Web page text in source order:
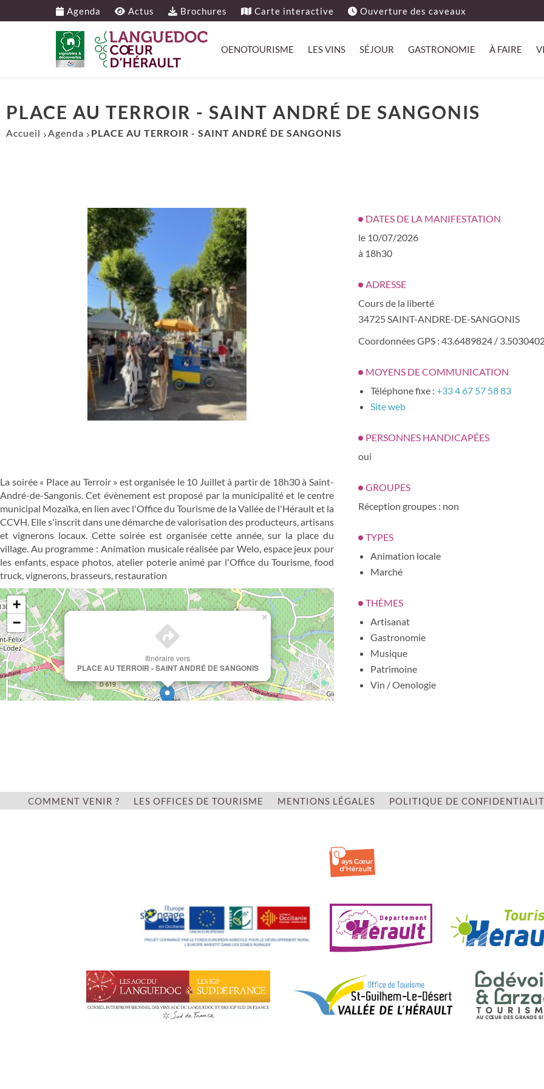
PLACE AU TERROIR - SAINT ANDRÉ DE SANGONIS
Accueil Agenda PLACE AU TERROIR - SAINT ANDRÉ DE SANGONIS
La soirée « Place au Terroir » est organisée le 10 Juillet à partir de 18h30 à Saint-
André-de-Sangonis. Cet évènement est proposé par la municipalité et le centre
municipal Mozaïka, en lien avec l'Office du Tourisme de la Vallée de l'Hérault et la
CCVH. Elle s'inscrit dans une démarche de valorisation des producteurs, artisans
et vignerons locaux. Cette soirée est organisée cette année, sur la place du
village. Au programme : Animation musicale réalisée par Welo, espace jeux pour
les enfants, espace photos, atelier poterie animé par l'Office du Tourisme, food
truck, vignerons, brasseurs, restauration
Itinéraire vers
PLACE AU TERROIR - SAINT ANDRÉ DE SANGONIS
×
+
−
DATES DE LA MANIFESTATION
le 10/07/2026
à 18h30
ADRESSE
Cours de la liberté
34725 SAINT-ANDRE-DE-SANGONIS
Coordonnées GPS : 43.6489824 /
MOYENS DE COMMUNICATION
Téléphone fixe : +33 4 67 57 58 83
Site web
PERSONNES HANDICAPÉES
oui
GROUPES
Réception groupes : non
TYPES
Animation locale
Marché
THÈMES
Artisanat
Gastronomie
Musique
Patrimoine
Vin / Oenologie
oui
COMMENT VENIR ? LES OFFICES DE TOURISME MENTIONS LÉGALES POLITIQUE DE
Agenda Actus Brochures Carte interactive Ouverture des caveaux
OENOTOURISME LES VINS SÉJOUR GASTRONOMIE À FAIRE